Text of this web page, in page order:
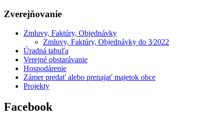
Zverejňovanie
Zmluvy, Faktúry, Objednávky
Zmluvy, Faktúry, Objednávky do 3⁄2022
Úradná tabuľa
Verejné obstarávanie
Hospodárenie
Zámer predať alebo prenajať majetok obce
Projekty
Facebook